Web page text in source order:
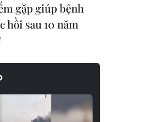
gặp giúp bệnh
hồi sau 10 năm